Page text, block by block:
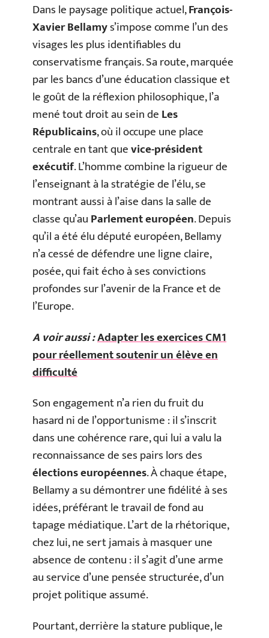
Dans le paysage politique actuel,François-
Xavier Bellamys’impose comme l’un des
visages les plus identifiables du
conservatisme français. Sa route, marquée
par les bancs d’une éducation classique et
le goût de la réflexion philosophique, l’a
mené tout droit au sein deLes
Républicains, où il occupe une place
centrale en tant quevice-président
exécutif. L’homme combine la rigueur de
l’enseignant à la stratégie de l’élu, se
montrant aussi à l’aise dans la salle de
classe qu’auParlement européen. Depuis
qu’il a été élu député européen, Bellamy
n’a cessé de défendre une ligne claire,
posée, qui fait écho à ses convictions
profondes sur l’avenir de la France et de
l’Europe.
A voir aussi :Adapter les exercices CM1
pour réellement soutenir un élève en
difficulté
Son engagement n’a rien du fruit du
hasard ni de l’opportunisme : il s’inscrit
dans une cohérence rare, qui lui a valu la
reconnaissance de ses pairs lors des
élections européennes. À chaque étape,
Bellamy a su démontrer une fidélité à ses
idées, préférant le travail de fond au
tapage médiatique. L’art de la rhétorique,
chez lui, ne sert jamais à masquer une
absence de contenu : il s’agit d’une arme
au service d’une pensée structurée, d’un
projet politique assumé.
Pourtant, derrière la stature publique, le